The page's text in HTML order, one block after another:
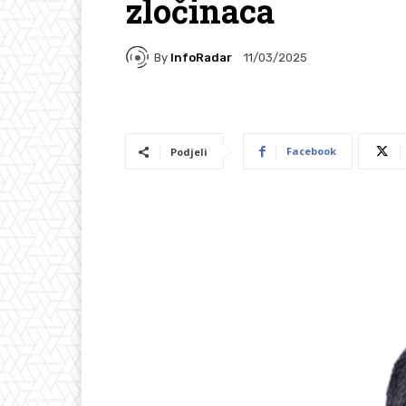
zločinaca
By InfoRadar 11/03/2025
Podjeli Facebook